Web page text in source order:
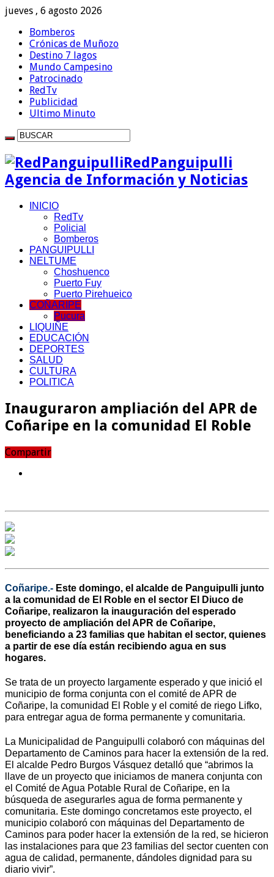
jueves , 6 agosto 2026
Bomberos
Crónicas de Muñozo
Destino 7 lagos
Mundo Campesino
Patrocinado
RedTv
Publicidad
Ultimo Minuto
RedPanguipulli
Agencia de Información y Noticias
INICIO
RedTv
Policial
Bomberos
PANGUIPULLI
NELTUME
Choshuenco
Puerto Fuy
Puerto Pirehueico
COÑARIPE
Pucura
LIQUIÑE
EDUCACIÓN
DEPORTES
SALUD
CULTURA
POLITICA
Inauguraron ampliación del APR de
Coñaripe en la comunidad El Roble
Compartir
Coñaripe.- Este domingo, el alcalde de Panguipulli junto
a la comunidad de El Roble en el sector El Diuco de
Coñaripe, realizaron la inauguración del esperado
proyecto de ampliación del APR de Coñaripe,
beneficiando a 23 familias que habitan el sector, quienes
a partir de ese día están recibiendo agua en sus
hogares.
Se trata de un proyecto largamente esperado y que inició el
municipio de forma conjunta con el comité de APR de
Coñaripe, la comunidad El Roble y el comité de riego Lifko,
para entregar agua de forma permanente y comunitaria.
La Municipalidad de Panguipulli colaboró con máquinas del
Departamento de Caminos para hacer la extensión de la red.
El alcalde Pedro Burgos Vásquez detalló que “abrimos la
llave de un proyecto que iniciamos de manera conjunta con
el Comité de Agua Potable Rural de Coñaripe, en la
búsqueda de asegurarles agua de forma permanente y
comunitaria. Este domingo concretamos este proyecto, el
municipio colaboró con máquinas del Departamento de
Caminos para poder hacer la extensión de la red, se hicieron
las instalaciones para que 23 familias del sector cuenten con
agua de calidad, permanente, dándoles dignidad para su
diario vivir”.